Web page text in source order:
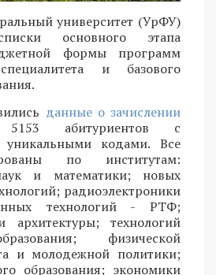
университет (УрФУ)
основного этапа
формы программ
и базового
данные о зачислении
абитуриентов с
уникальными кодами. Все
по институтам:
и математики; новых
радиоэлектроники
технологий - РТФ;
архитектуры; технологий
физической
и молодежной политики;
образования; экономики